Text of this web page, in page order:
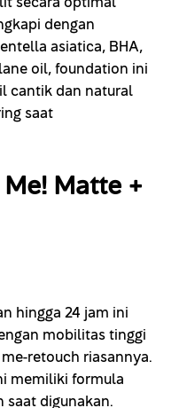
dengan
asiatica, BHA,
oil, foundation ini
cantik dan natural
saat
Matte +
hingga 24 jam ini
mobilitas tinggi
retouch riasannya.
memiliki formula
saat digunakan.